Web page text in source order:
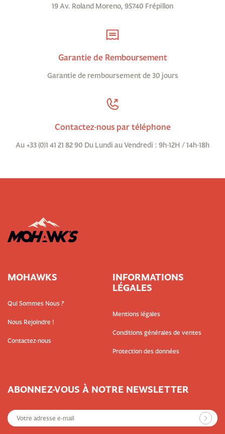
19 Av. Roland Moreno, 95740 Frépillon
Garantie de Remboursement
Garantie de remboursement de 30 jours
Contactez-nous par téléphone
Au +33 (0)1 41 21 82 90 Du Lundi au Vendredi : 9h-12H / 14h-18h
MOHAWKS
Qui Sommes Nous ?
Nous Rejoindre !
Contactez-nous
INFORMATIONS
LÉGALES
Mentions légales
Conditions générales de ventes
Protection des données
ABONNEZ-VOUS À NOTRE NEWSLETTER